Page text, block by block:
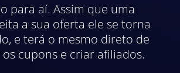
para aí. Assim que uma
a sua oferta ele se torna
e terá o mesmo direto de
cupons e criar afiliados.